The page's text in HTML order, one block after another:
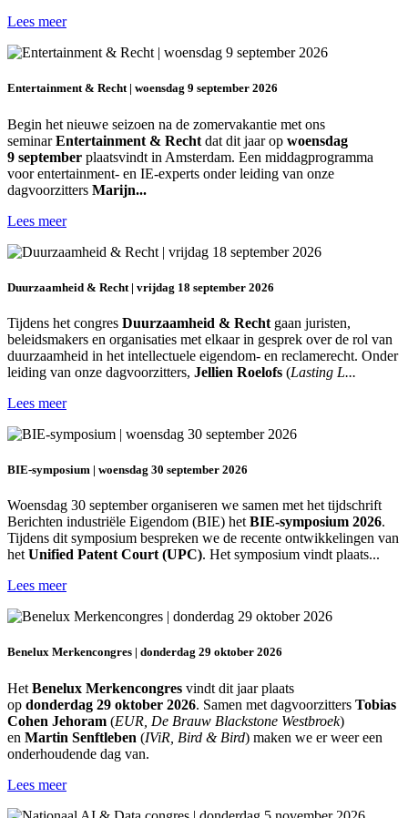
Lees meer
Entertainment & Recht | woensdag 9 september 2026
Begin het nieuwe seizoen na de zomervakantie met ons
seminarEntertainment & Recht dat dit jaar op woensdag
9 september plaatsvindt in Amsterdam. Een middagprogramma
voor entertainment- en IE-experts onder leiding van onze
dagvoorzitters Marijn...
Lees meer
Duurzaamheid & Recht | vrijdag 18 september 2026
Tijdens het congres Duurzaamheid & Recht gaan juristen,
beleidsmakers en organisaties met elkaar in gesprek over de rol van
duurzaamheid in het intellectuele eigendom- en reclamerecht. Onder
leiding van onze dagvoorzitters, Jellien Roelofs (Lasting L...
Lees meer
BIE-symposium | woensdag 30 september 2026
Woensdag 30 september organiseren we samen met het tijdschrift
Berichten industriële Eigendom (BIE) het BIE-symposium 2026.
Tijdens dit symposium bespreken we de recente ontwikkelingen van
het Unified Patent Court (UPC). Het symposium vindt plaats...
Lees meer
Benelux Merkencongres | donderdag 29 oktober 2026
Het Benelux Merkencongres vindt dit jaar plaats
op donderdag 29 oktober 2026. Samen met dagvoorzitters Tobias
Cohen Jehoram (EUR, De Brauw Blackstone Westbroek)
en Martin Senftleben (IViR, Bird & Bird) maken we er weer een
onderhoudende dag van.
Lees meer